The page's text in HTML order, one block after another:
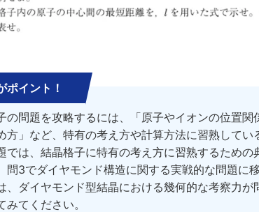
ポイント！
の問題を攻略するには、「原子やイオンの位置関
方」など、特有の考え方や計算方法に習熟してい
では、結晶格子に特有の考え方に習熟するための
問3でダイヤモンド構造に関する実戦的な問題に
、ダイヤモンド型結晶における幾何的な考察力が
みてください。